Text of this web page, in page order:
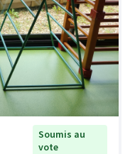
Soumis au
vote